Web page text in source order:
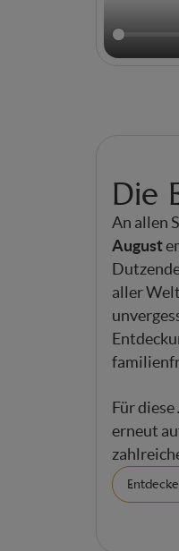
Die
An allen
August
aller
Für diese
erneut